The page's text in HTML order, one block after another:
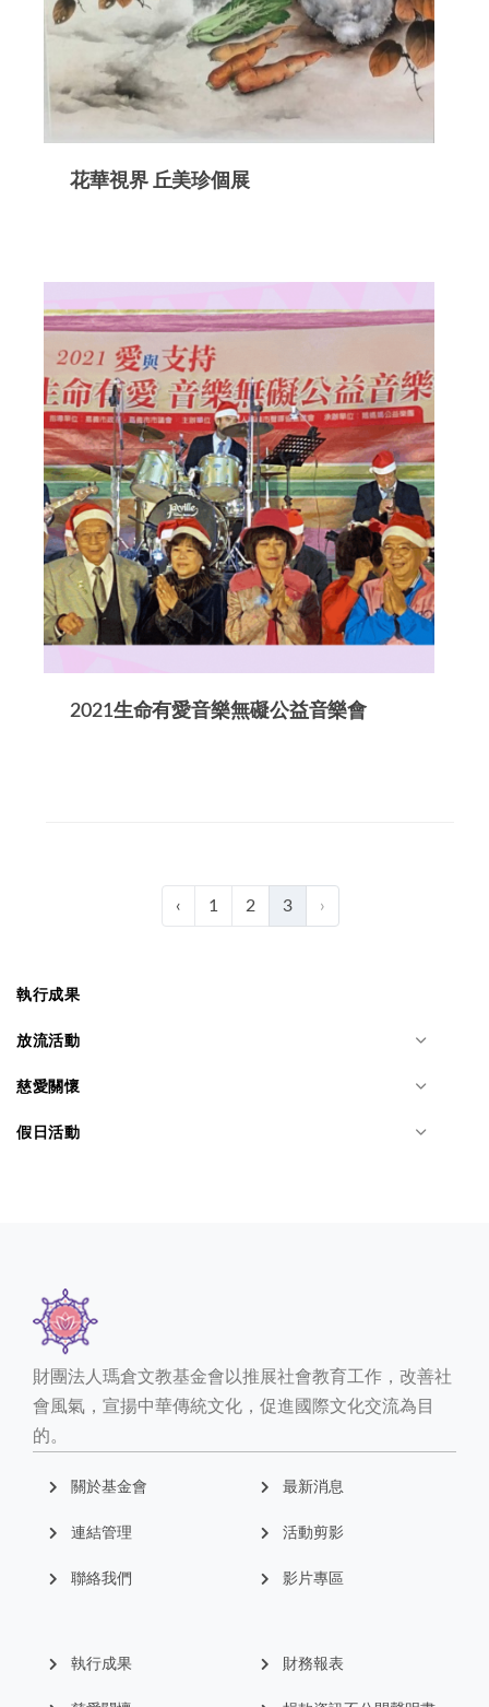
花華視界 丘美珍個展
2021生命有愛音樂無礙公益音樂會
‹ 1 2 3 ›
執行成果
放流活動
慈愛關懷
假日活動
財團法人瑪倉文教基金會以推展社會教育工作，改善社
會風氣，宣揚中華傳統文化，促進國際文化交流為目
的。
關於基金會
連結管理
聯絡我們
最新消息
活動剪影
影片專區
執行成果 財務報表